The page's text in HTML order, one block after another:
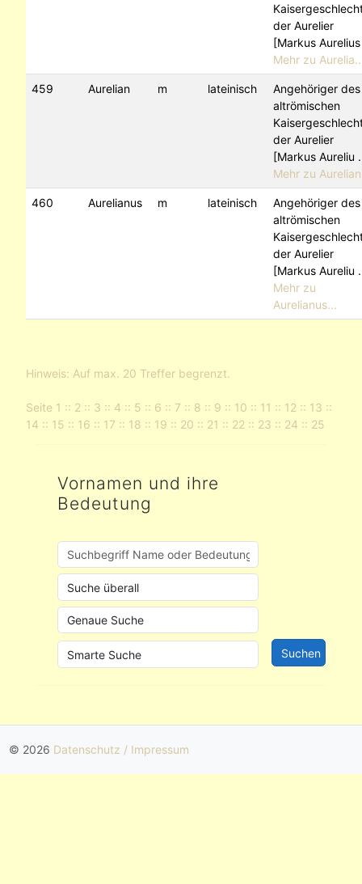
der Aurelier
[Markus
Mehr zu
459 Aurelian m lateinisch
Angehöriger des
altrömischen
der Aurelier
[Markus Aureliu
Mehr zu
460 Aurelianus m lateinisch
Angehöriger des
altrömischen
der Aurelier
[Markus Aureliu
Mehr zu
Aurelianus...
Hinweis: Auf max. 20 Treffer begrenzt.
Seite 1 :: 2 :: 3 :: 4 :: 5 :: 6 :: 7 :: 8 :: 9 :: 10 :: 11 :: 12 :: 13 ::
14 :: 15 :: 16 :: 17 :: 18 :: 19 :: 20 :: 21 :: 22 :: 23 :: 24 :: 25
Vornamen und ihre
Bedeutung
© 2026 Datenschutz / Impressum